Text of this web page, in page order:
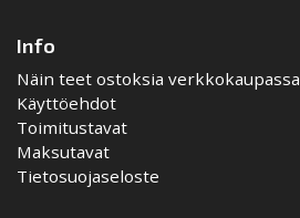
Info
Näin teet ostoksia verkkokaupassa
Käyttöehdot
Toimitustavat
Maksutavat
Tietosuojaseloste